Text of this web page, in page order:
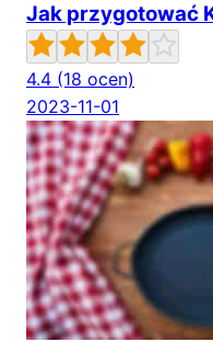
Jak przygotować
4.4 (18 ocen)
2023-11-01